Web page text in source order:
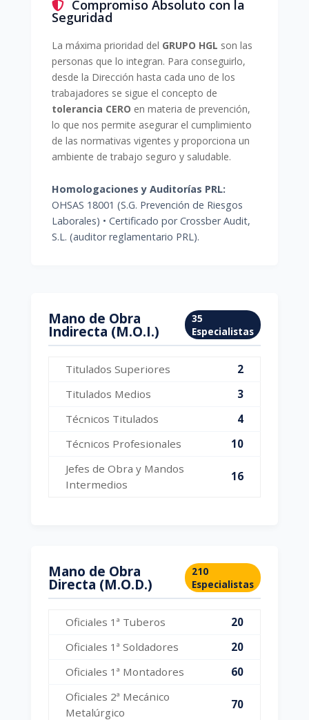
Compromiso Absoluto con la
Seguridad
La máxima prioridad del GRUPO HGL son las
personas que lo integran. Para conseguirlo,
desde la Dirección hasta cada uno de los
trabajadores se sigue el concepto de
tolerancia CERO en materia de prevención,
lo que nos permite asegurar el cumplimiento
de las normativas vigentes y proporciona un
ambiente de trabajo seguro y saludable.
Homologaciones y Auditorías PRL:
OHSAS 18001 (S.G. Prevención de Riesgos
Laborales) • Certificado por Crossber Audit,
S.L. (auditor reglamentario PRL).
Mano de Obra
Indirecta (M.O.I.)
35
Especialistas
Titulados Superiores
2
Titulados Medios
3
Técnicos Titulados
4
Técnicos Profesionales
10
Jefes de Obra y Mandos
Intermedios
16
Mano de Obra
Directa (M.O.D.)
210
Especialistas
Oficiales 1ª Tuberos
20
Oficiales 1ª Soldadores
20
Oficiales 1ª Montadores
60
Oficiales 2ª Mecánico
Metalúrgico
70